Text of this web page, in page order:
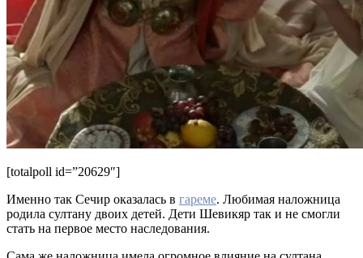
[totalpoll id=”20629″]
Именно так Сечир оказалась в гареме. Любимая наложница
родила султану двоих детей. Дети Шевикяр так и не смогли
стать на первое место наследования.